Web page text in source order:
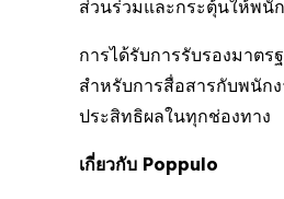
ส่วนร่วมและกระตุ้นให้พนั
การได้รับการรับรองมาต
สำหรับการสื่อสารกับพนัก
ประสิทธิผลในทุกช่องทาง
เกี่ยวกับ Poppulo